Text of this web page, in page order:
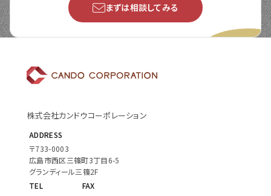
まずは相談してみる
株式会社カンドウコーポレーション
ADDRESS
〒733-0003
広島市西区三篠町3丁目6-5
グランディール三篠2F
TEL
FAX